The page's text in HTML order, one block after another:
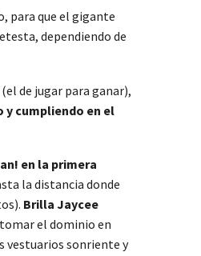
para que el gigante
dependiendo de
de jugar para ganar),
cumpliendo en el
en la primera
la distancia donde
Brilla Jaycee
el dominio en
vestuarios sonriente y